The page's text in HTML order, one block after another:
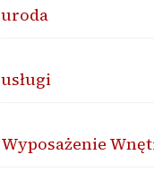
uroda
usługi
Wyposażenie